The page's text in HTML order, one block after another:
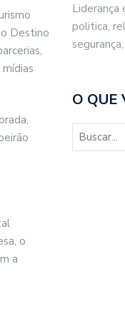
Destino
o
a
politica,
O QUE